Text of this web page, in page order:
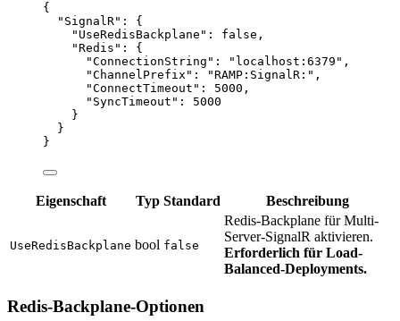
{
"SignalR" : {
"UseRedisBackplane" : false ,
"Redis" : {
"ConnectionString" : " localhost:6379 " ,
"ChannelPrefix" : "RAMP:SignalR: " ,
"ConnectTimeout" : 5000 ,
"SyncTimeout" : 5000
}
}
}
Eigenschaft Typ Standard Beschreibung
UseRedisBackplane bool false
Redis-Backplane für Multi-
Server-SignalR aktivieren.
Erforderlich für Load-
Balanced-Deployments.
Redis-Backplane-Optionen